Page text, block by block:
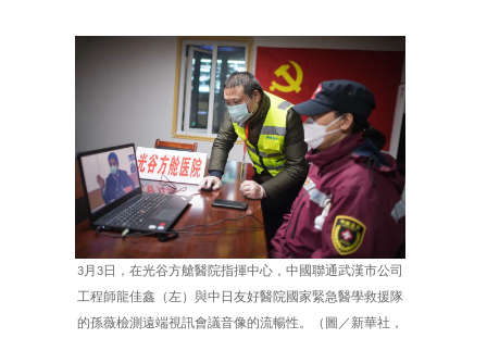
3月3日，在光谷方艙醫院指揮中心，中國聯通武漢市公司
工程師龍佳鑫（左）與中日友好醫院國家緊急醫學救援隊
的孫薇檢測遠端視訊會議音像的流暢性。（圖／新華社，